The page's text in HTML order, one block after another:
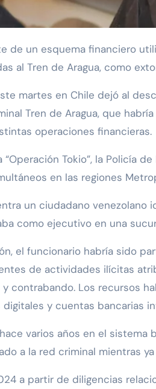
al Tren de Aragua, como
martes en Chile dejó al
Tren de Aragua, que
operaciones financieras.
Tokio”, la Policía
en las regiones
un ciudadano venezolano
como ejecutivo en una
el funcionario habría sido
de actividades ilícitas
contrabando. Los recursos
y cuentas bancarias
varios años en el sistema
a la red criminal mientras
a partir de diligencias